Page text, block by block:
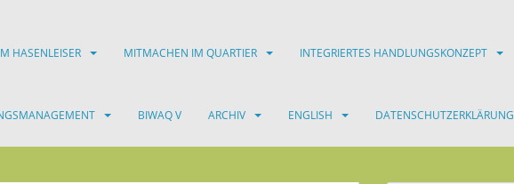
HASENLEISER MITMACHEN IM QUARTIER INTEGRIERTES HANDLUNGSKONZEPT
BIWAQ V ARCHIV ENGLISH DATENSCHUTZERKLÄRUNG